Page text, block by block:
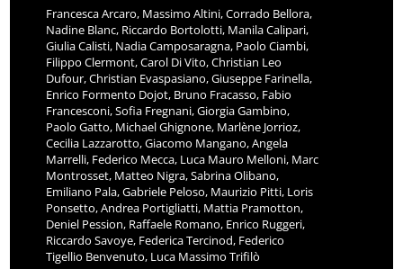
Nadine Blanc, Riccardo Bortolotti, Manila Calipari,
Giulia Calisti, Nadia Camposaragna, Paolo Ciambi,
Filippo Clermont, Carol Di Vito, Christian Leo
Dufour, Christian Evaspasiano, Giuseppe Farinella,
Enrico Formento Dojot, Bruno Fracasso, Fabio
Francesconi, Sofia Fregnani, Giorgia Gambino,
Paolo Gatto, Michael Ghignone, Marlène Jorrioz,
Cecilia Lazzarotto, Giacomo Mangano, Angela
Marrelli, Federico Mecca, Luca Mauro Melloni, Marc
Montrosset, Matteo Nigra, Sabrina Olibano,
Emiliano Pala, Gabriele Peloso, Maurizio Pitti, Loris
Ponsetto, Andrea Portigliatti, Mattia Pramotton,
Deniel Pession, Raffaele Romano, Enrico Ruggeri,
Riccardo Savoye, Federica Tercinod, Federico
Tigellio Benvenuto, Luca Massimo Trifilò